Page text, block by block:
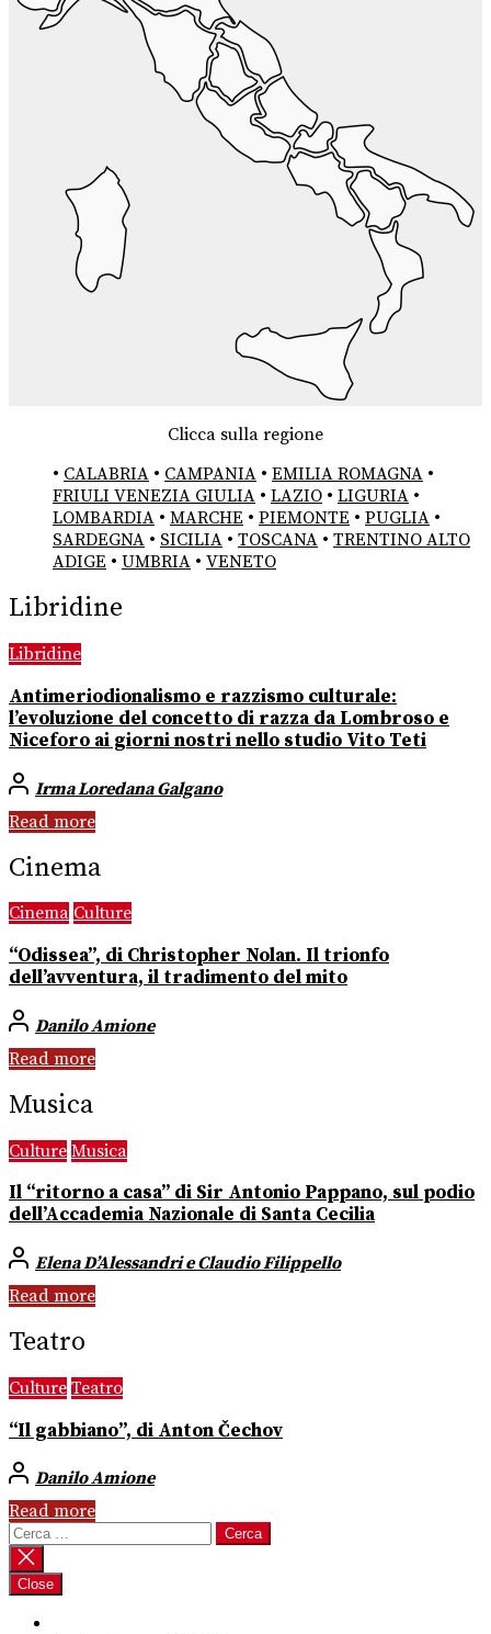
Clicca sulla regione
• CALABRIA • CAMPANIA • EMILIA ROMAGNA •
FRIULI VENEZIA GIULIA • LAZIO • LIGURIA •
LOMBARDIA • MARCHE • PIEMONTE • PUGLIA •
SARDEGNA • SICILIA • TOSCANA • TRENTINO ALTO
ADIGE • UMBRIA • VENETO
Libridine
Libridine
Antimeriodionalismo e razzismo culturale:
l’evoluzione del concetto di razza da Lombroso e
Niceforo ai giorni nostri nello studio Vito Teti
Irma Loredana Galgano
Read more
Cinema
Cinema Culture
“Odissea”, di Christopher Nolan. Il trionfo
dell’avventura, il tradimento del mito
Danilo Amione
Read more
Musica
Culture Musica
Il “ritorno a casa” di Sir Antonio Pappano, sul podio
dell’Accademia Nazionale di Santa Cecilia
Elena D’Alessandri e Claudio Filippello
Read more
Teatro
Culture Teatro
“Il gabbiano”, di Anton Čechov
Danilo Amione
Read more
Ricerca
per:
Close